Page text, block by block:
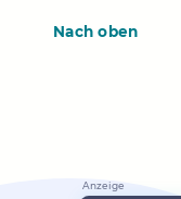
Nach oben